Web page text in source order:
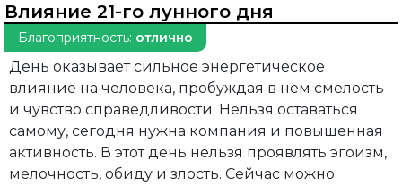
Влияние 21-го лунного дня
Благоприятность: отлично
День оказывает сильное энергетическое
влияние на человека, пробуждая в нем смелость
и чувство справедливости. Нельзя оставаться
самому, сегодня нужна компания и повышенная
активность. В этот день нельзя проявлять эгоизм,
мелочность, обиду и злость. Сейчас можно